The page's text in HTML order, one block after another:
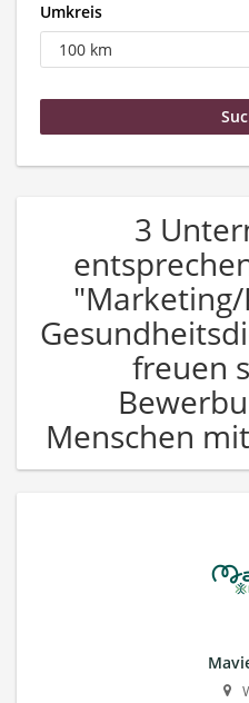
Umkreis
3
freuen
Menschen